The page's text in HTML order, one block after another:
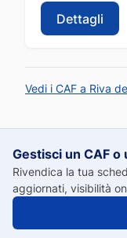
Dettagli
Vedi i CAF a Riva
Gestisci un CAF o
Rivendica la tua
aggiornati, visibilità